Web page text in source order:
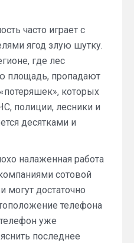
часто играет с
ягод злую шутку.
где лес
площадь, пропадают
которых
полиции, лесники и
десятками и
налаженная работа
сотовой
могут достаточно
телефона
уже
последнее